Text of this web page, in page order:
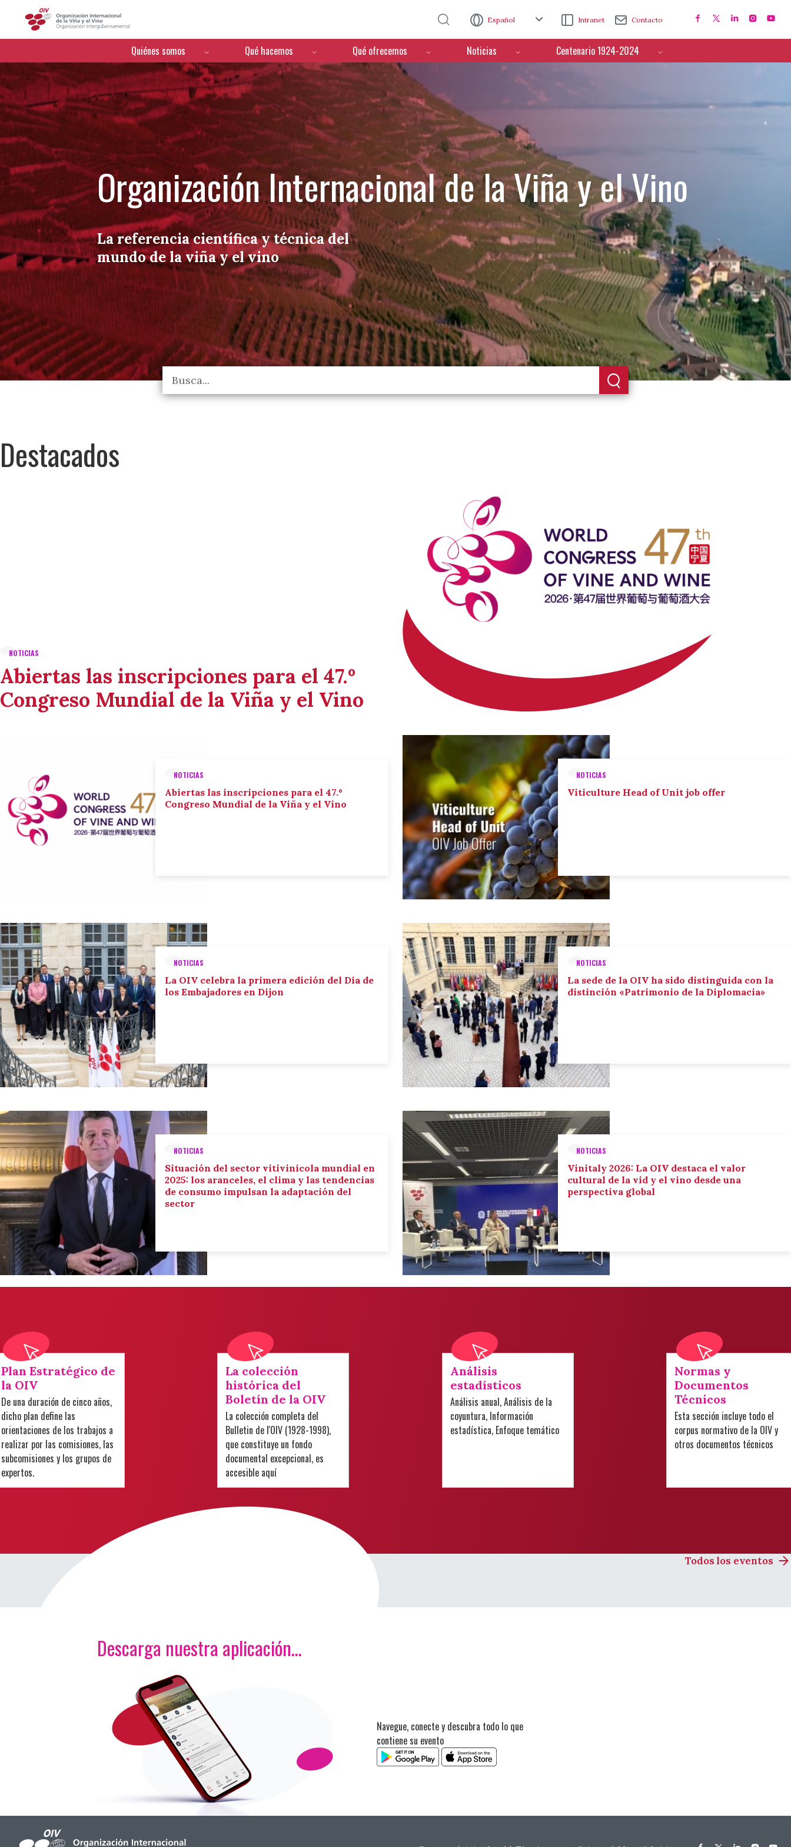
Español Intranet Contacto
Menú de navegación
Quiénes somos Qué hacemos Qué ofrecemos Noticias Centenario 1924-2024
Organización Internacional de la Viña y el Vino
La referencia científica y técnica del
mundo de la viña y el vino
Destacados
NOTICIAS
Abiertas las inscripciones para el 47.º
Congreso Mundial de la Viña y el Vino
NOTICIAS
Abiertas las inscripciones para el 47.º
Congreso Mundial de la Viña y el Vino
NOTICIAS
Viticulture Head of Unit job offer
NOTICIAS
La OIV celebra la primera edición del Día de
los Embajadores en Dijon
NOTICIAS
La sede de la OIV ha sido distinguida con la
distinción «Patrimonio de la Diplomacia»
NOTICIAS
Situación del sector vitivinícola mundial en
2025: los aranceles, el clima y las tendencias
de consumo impulsan la adaptación del
sector
NOTICIAS
Vinitaly 2026: La OIV destaca el valor
cultural de la vid y el vino desde una
perspectiva global
Plan Estratégico de
la OIV
De una duración de cinco años,
dicho plan define las
orientaciones de los trabajos a
realizar por las comisiones, las
subcomisiones y los grupos de
expertos.
La colección
histórica del
Boletín de la OIV
La colección completa del
Bulletin de l'OIV (1928-1998),
que constituye un fondo
documental excepcional, es
accesible aquí
Análisis
estadísticos
Análisis anual, Análisis de la
coyuntura, Información
estadística, Enfoque temático
Normas y
Documentos
Técnicos
Esta sección incluye todo el
corpus normativo de la OIV y
otros documentos técnicos
Todos los eventos
Descarga nuestra aplicación…
Navegue, conecte y descubra todo lo que
contiene su evento